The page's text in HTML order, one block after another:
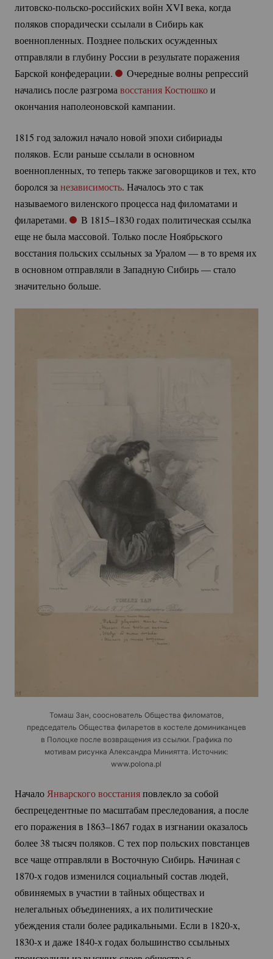
литовско-польско-российскихвойн XVI века, когда
поляков спорадически ссылали в Сибирь как
военнопленных. Позднее польских осужденных
отправляли в глубину России в результате поражения
Барской конфедерации.
Очередные волны репрессий
начались после разгрома восстания Костюшкои
окончания наполеоновской кампании.
1815 год заложил начало новой эпохи сибириады
поляков. Если раньше ссылали в основном
военнопленных, то теперь также заговорщиков и тех, кто
боролся за независимость. Началось это с так
называемого виленского процесса над филоматами и
филаретами.
В 1815–1830 годах политическая ссылка
еще не была массовой. Только после Ноябрьского
восстания польских ссыльных за Уралом — в то время их
в основном отправляли в Западную Сибирь — стало
значительно больше.
Томаш Зан, сооснователь Общества филоматов,
председатель Общества филаретов в костеле доминиканцев
в Полоцке после возвращения из ссылки. Графика по
мотивам рисунка Александра Миниятта. Источник:
www.polona.pl
НачалоЯнварского восстанияповлекло за собой
беспрецедентные по масштабам преследования, а после
его поражения в 1863–1867 годах в изгнании оказалось
более 38 тысяч поляков. С тех пор польских повстанцев
все чаще отправляли в Восточную Сибирь. Начиная с
1870-х годов изменился социальный состав людей,
обвиняемых в участии в тайных обществах и
нелегальных объединениях, а их политические
убеждения стали более радикальными. Если в 1820-х,
1830-х и даже 1840-х годах большинство ссыльных